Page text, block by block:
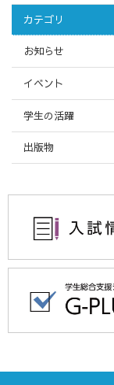
カテゴリ
お知らせ
イベント
学生の活躍
出版物